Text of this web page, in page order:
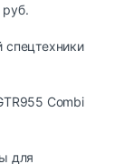
спецтехники
Combi
для